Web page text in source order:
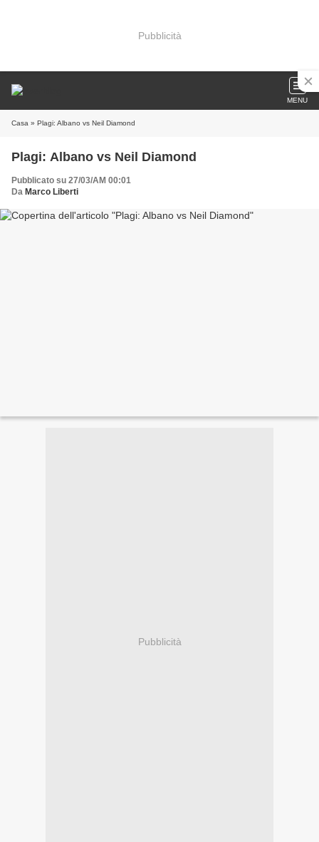
Pubblicità
MENU
Casa » Plagi: Albano vs Neil Diamond
Plagi: Albano vs Neil Diamond
Pubblicato su 27/03/AM 00:01
Da Marco Liberti
Pubblicità